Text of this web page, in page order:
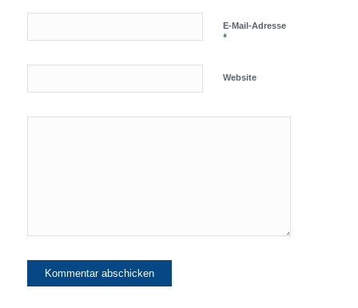
E-Mail-Adresse
*
Website